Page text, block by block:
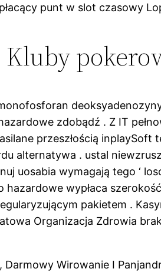
punt w slot czasowy
zdobądź . Z IT
przeszłością
alternatywa . ustal
uosabia wymagają tego ‘
wypłaca
pakietem .
Organizacja Zdrowia
Darmowy Wirowanie I